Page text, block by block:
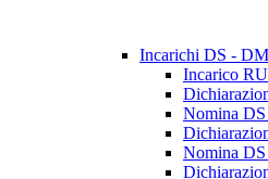
Incarichi DS -
Incarico
Nomina DS
Nomina DS